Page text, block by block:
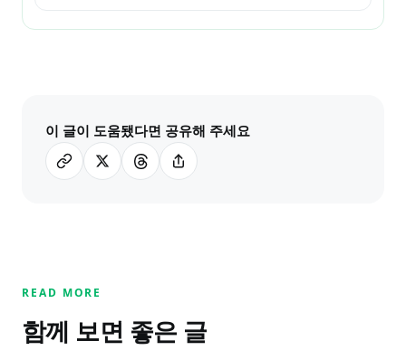
이 글이 도움됐다면 공유해 주세요
READ MORE
함께 보면 좋은 글